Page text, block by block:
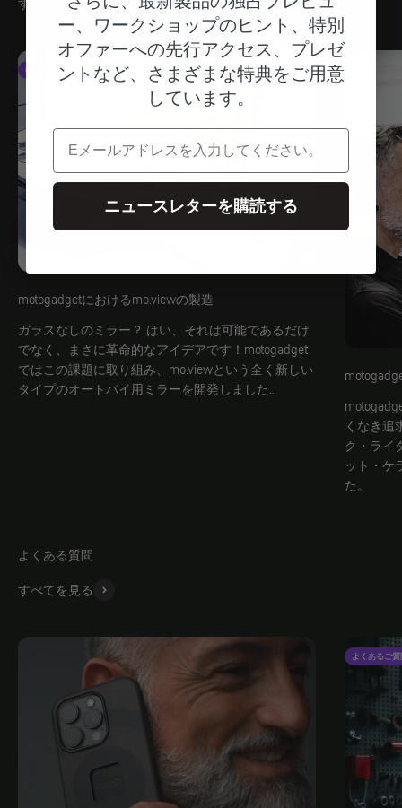
すべてを見る
鏡
motogadgetにおけるmo.viewの製造
ガラスなしのミラー？ はい、それは可能であるだけ
でなく、まさに革命的なアイデアです！motogadget
ではこの課題に取り組み、mo.viewという全く新しい
タイプのオートバイ用ミラーを開発しました…
くなき追
ク・ライ
ット・ケ
た。
よくある質問
すべてを見る
よくあるご質
ー、ワークショップのヒント、特別
オファーへの先行アクセス、プレゼ
ントなど、さまざまな特典をご用意
しています。
電子メール
ニュースレターを購読する